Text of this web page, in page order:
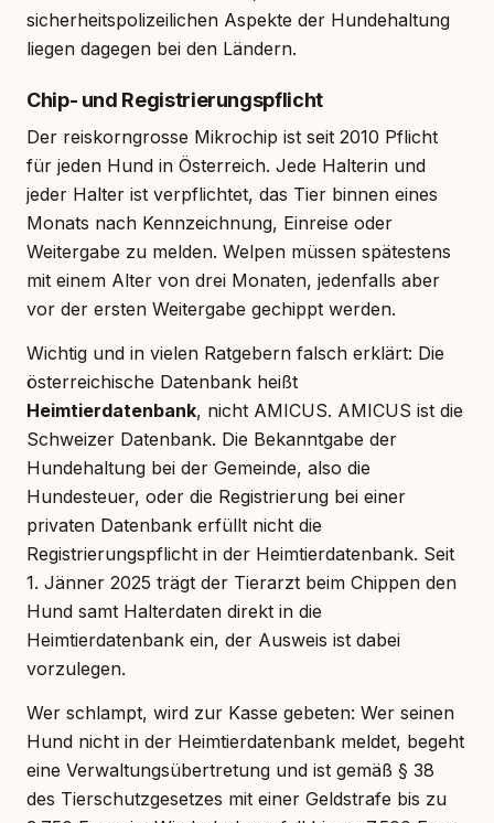
sicherheitspolizeilichen Aspekte der Hundehaltung
liegen dagegen bei den Ländern.
Chip- und Registrierungspflicht
Der reiskorngrosse Mikrochip ist seit 2010 Pflicht
für jeden Hund in Österreich. Jede Halterin und
jeder Halter ist verpflichtet, das Tier binnen eines
Monats nach Kennzeichnung, Einreise oder
Weitergabe zu melden. Welpen müssen spätestens
mit einem Alter von drei Monaten, jedenfalls aber
vor der ersten Weitergabe gechippt werden.
Wichtig und in vielen Ratgebern falsch erklärt: Die
österreichische Datenbank heißt
Heimtierdatenbank, nicht AMICUS. AMICUS ist die
Schweizer Datenbank. Die Bekanntgabe der
Hundehaltung bei der Gemeinde, also die
Hundesteuer, oder die Registrierung bei einer
privaten Datenbank erfüllt nicht die
Registrierungspflicht in der Heimtierdatenbank. Seit
1. Jänner 2025 trägt der Tierarzt beim Chippen den
Hund samt Halterdaten direkt in die
Heimtierdatenbank ein, der Ausweis ist dabei
vorzulegen.
Wer schlampt, wird zur Kasse gebeten: Wer seinen
Hund nicht in der Heimtierdatenbank meldet, begeht
eine Verwaltungsübertretung und ist gemäß § 38
des Tierschutzgesetzes mit einer Geldstrafe bis zu